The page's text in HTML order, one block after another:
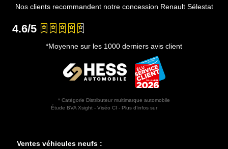
Nos clients recommandent notre concession Renault Sélestat
4.6/5
*Moyenne sur les 1000 derniers avis client
* Catégorie Distributeur multimarque automobile
Étude BVA Xsight - Viséo CI - Plus d’infos sur
Ventes véhicules neufs :